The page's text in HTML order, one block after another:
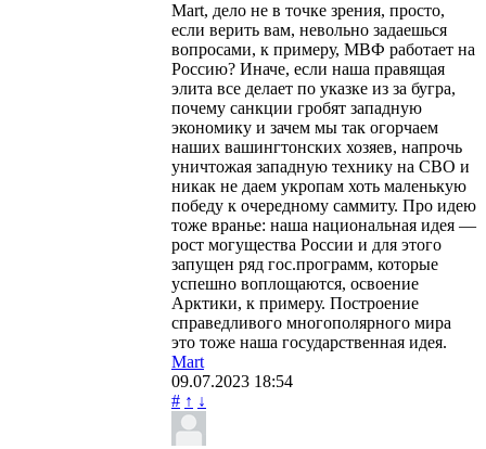
Mart, дело не в точке зрения, просто,
если верить вам, невольно задаешься
вопросами, к примеру, МВФ работает на
Россию? Иначе, если наша правящая
элита все делает по указке из за бугра,
почему санкции гробят западную
экономику и зачем мы так огорчаем
наших вашингтонских хозяев, напрочь
уничтожая западную технику на СВО и
никак не даем укропам хоть маленькую
победу к очередному саммиту. Про идею
тоже вранье: наша национальная идея —
рост могущества России и для этого
запущен ряд гос.программ, которые
успешно воплощаются, освоение
Арктики, к примеру. Построение
справедливого многополярного мира
это тоже наша государственная идея.
Mart
09.07.2023 18:54
# ↑ ↓